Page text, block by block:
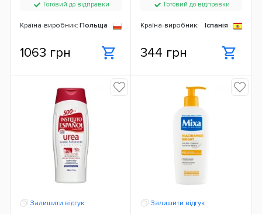
Готовий до відправки
Країна-виробник: Польща
1063 грн
Готовий до відправки
Країна-виробник: Іспанія
344 грн
Залишити відгук Залишити відгук